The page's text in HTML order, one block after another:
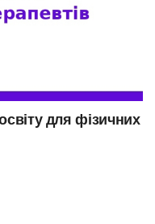
для фізичних